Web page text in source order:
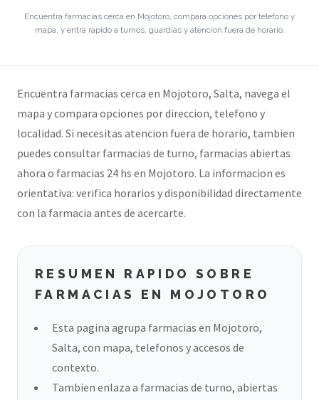
Encuentra farmacias cerca en Mojotoro, compara opciones por telefono y
mapa, y entra rapido a turnos, guardias y atencion fuera de horario.
Encuentra farmacias cerca en Mojotoro, Salta, navega el
mapa y compara opciones por direccion, telefono y
localidad. Si necesitas atencion fuera de horario, tambien
puedes consultar farmacias de turno, farmacias abiertas
ahora o farmacias 24 hs en Mojotoro. La informacion es
orientativa: verifica horarios y disponibilidad directamente
con la farmacia antes de acercarte.
RESUMEN RAPIDO SOBRE
FARMACIAS EN MOJOTORO
Esta pagina agrupa farmacias en Mojotoro,
Salta, con mapa, telefonos y accesos de
contexto.
Tambien enlaza a farmacias de turno, abiertas